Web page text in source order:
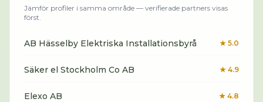
Jämför profiler i samma område — verifierade partners visas
först.
AB Hässelby Elektriska Installationsbyrå ★ 5.0
Säker el Stockholm Co AB ★ 4.9
Elexo AB ★ 4.8